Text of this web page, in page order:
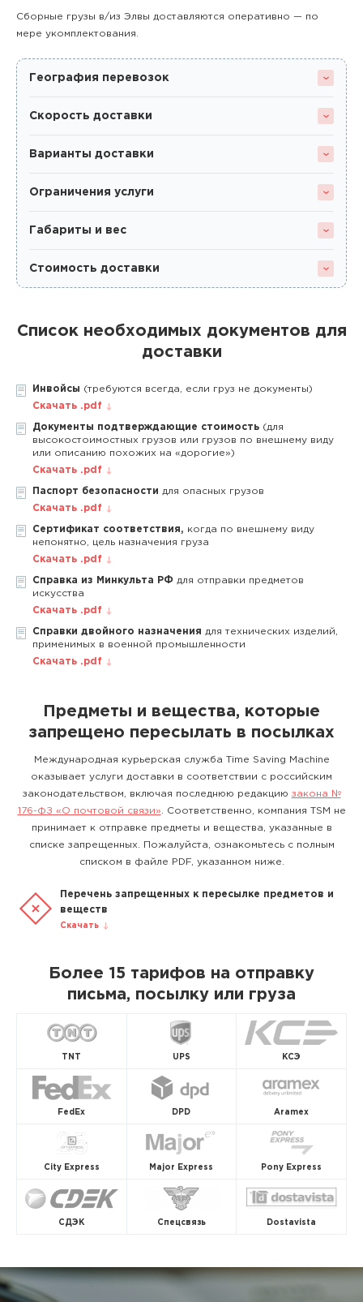
Сборные грузы в/из Элвы доставляются оперативно — по
мере укомплектования.
География перевозок
Скорость доставки
Варианты доставки
Ограничения услуги
Габариты и вес
Стоимость доставки
Список необходимых документов для
доставки
Инвойсы (требуются всегда, если груз не документы)
Скачать .pdf
Документы подтверждающие стоимость (для
высокостоимостных грузов или грузов по внешнему виду
или описанию похожих на «дорогие»)
Скачать .pdf
Паспорт безопасности для опасных грузов
Скачать .pdf
Сертификат соответствия, когда по внешнему виду
непонятно, цель назначения груза
Скачать .pdf
Справка из Минкульта РФ для отправки предметов
искусства
Скачать .pdf
Справки двойного назначения для технических изделий,
применимых в военной промышленности
Скачать .pdf
Предметы и вещества, которые
запрещено пересылать в посылках
Международная курьерская служба Time Saving Machine
оказывает услуги доставки в соответствии с российским
законодательством, включая последнюю редакцию закона №
176-ФЗ «О почтовой связи» . Соответственно, компания TSM не
принимает к отправке предметы и вещества, указанные в
списке запрещенных. Пожалуйста, ознакомьтесь с полным
списком в файле PDF, указанном ниже.
Перечень запрещенных к пересылке предметов и
веществ
Скачать
Более 15 тарифов на отправку
письма, посылку или груза
TNT UPS КСЭ
FedEx DPD Aramex
City Express Major Express Pony Express
СДЭК Спецсвязь Dostavista